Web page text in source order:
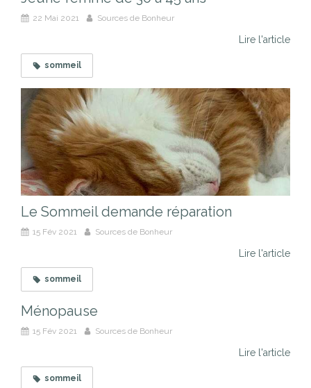
22 Mai 2021 Sources de Bonheur
Lire l'article
sommeil
Le Sommeil demande réparation
15 Fév 2021 Sources de Bonheur
Lire l'article
sommeil
Ménopause
15 Fév 2021 Sources de Bonheur
Lire l'article
sommeil